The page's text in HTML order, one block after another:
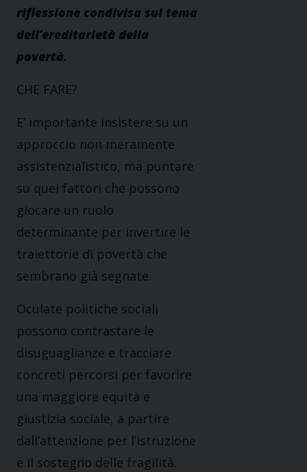
riflessione condivisa sul tema
dell’ereditarietà della
povertà.
CHE FARE?
E’ importante insistere su un
approccio non meramente
assistenzialistico, ma puntare
su quei fattori che possono
giocare un ruolo
determinante per invertire le
traiettorie di povertà che
sembrano già segnate.
Oculate politiche sociali
possono contrastare le
disuguaglianze e tracciare
concreti percorsi per favorire
una maggiore equità e
giustizia sociale, a partire
dall’attenzione per l’istruzione
e il sostegno delle fragilità.